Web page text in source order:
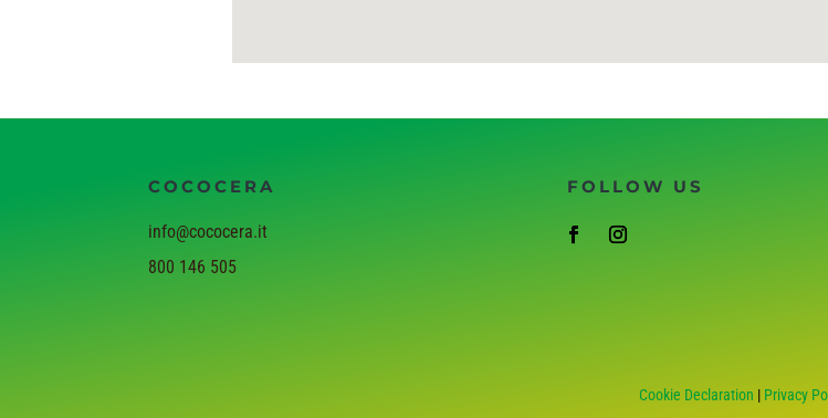
COCOCERA
info@cococera.it
800 146 505
FOLLOW US
Cookie Declaration | Privacy